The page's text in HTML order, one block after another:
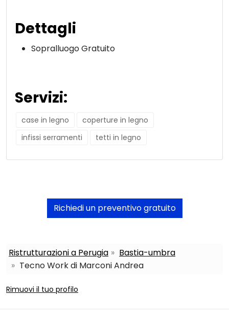
Dettagli
Sopralluogo Gratuito
Servizi:
case in legno
coperture in legno
infissi serramenti
tetti in legno
Richiedi un preventivo gratuito
Ristrutturazioni a Perugia
Bastia-umbra
Tecno Work di Marconi Andrea
Rimuovi il tuo profilo